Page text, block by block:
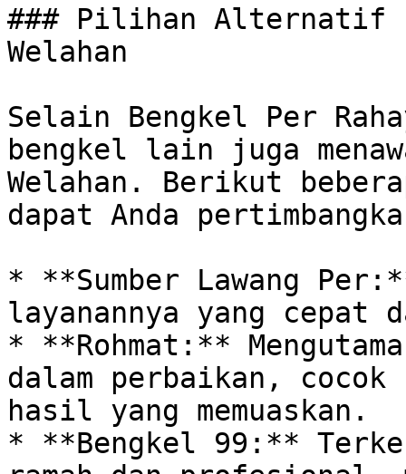
### Pilihan Alternatif
Welahan
Selain Bengkel Per
bengkel lain juga
Welahan. Berikut
dapat Anda
* **Sumber Lawang
layanannya yang cepat
* **Rohmat:**
dalam perbaikan, cocok
hasil yang memuaskan.
* **Bengkel 99:**